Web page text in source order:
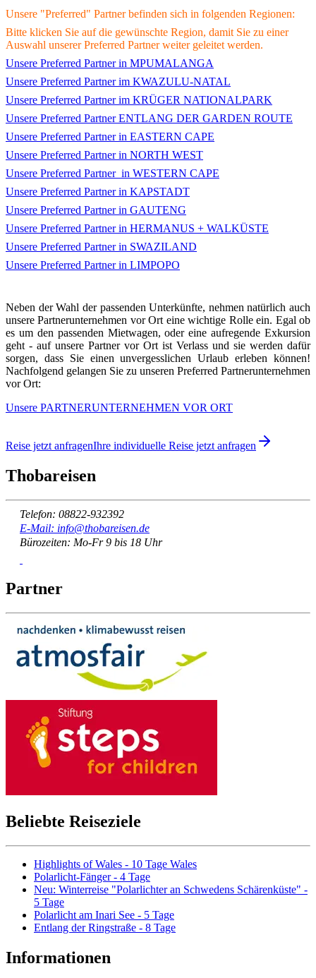
Unsere "Preferred" Partner befinden sich in folgenden Regionen:
Bitte klicken Sie auf die gewünschte Region, damit Sie zu einer
Auswahl unserer Preferred Partner weiter geleitet werden.
Unsere Preferred Partner in MPUMALANGA
Unsere Preferred Partner im KWAZULU-NATAL
Unsere Preferred Partner im KRÜGER NATIONALPARK
Unsere Preferred Partner ENTLANG DER GARDEN ROUTE
Unsere Preferred Partner in EASTERN CAPE
Unsere Preferred Partner in NORTH WEST
Unsere Preferred Partner in WESTERN CAPE
Unsere Preferred Partner in KAPSTADT
Unsere Preferred Partner in GAUTENG
Unsere Preferred Partner in HERMANUS + WALKÜSTE
Unsere Preferred Partner in SWAZILAND
Unsere Preferred Partner in LIMPOPO
Neben der Wahl der passenden Unterkünfte, nehmen natürlich auch
unsere Partnerunternehmen vor Ort eine wichtige Rolle ein. Egal ob
es um den passenden Mietwagen, oder eine aufregende Exkursion
geht - auf unsere Partner vor Ort ist Verlass und sie werden dafür
sorgen, dass Sie einen unvergesslichen Urlaub erleben können!
Nachfolgend gelangen Sie zu unseren Preferred Partnerunternehmen
vor Ort:
Unsere PARTNERUNTERNEHMEN VOR ORT
Reise jetzt anfragenIhre individuelle Reise jetzt anfragen
Thobareisen
Telefon: 08822-932392
E-Mail: info@thobareisen.de
Bürozeiten: Mo-Fr 9 bis 18 Uhr
Partner
Beliebte Reiseziele
Highlights of Wales - 10 Tage Wales
Polarlicht-Fänger - 4 Tage
Neu: Winterreise "Polarlichter an Schwedens Schärenküste" -
5 Tage
Polarlicht am Inari See - 5 Tage
Entlang der Ringstraße - 8 Tage
Informationen